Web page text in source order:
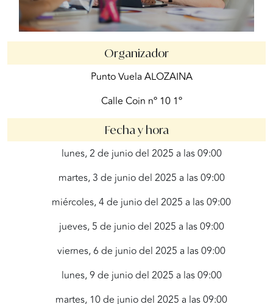
Organizador
Punto Vuela ALOZAINA
Calle Coin nº 10 1º
Fecha y hora
lunes, 2 de junio del 2025 a las 09:00
martes, 3 de junio del 2025 a las 09:00
miércoles, 4 de junio del 2025 a las 09:00
jueves, 5 de junio del 2025 a las 09:00
viernes, 6 de junio del 2025 a las 09:00
lunes, 9 de junio del 2025 a las 09:00
martes, 10 de junio del 2025 a las 09:00